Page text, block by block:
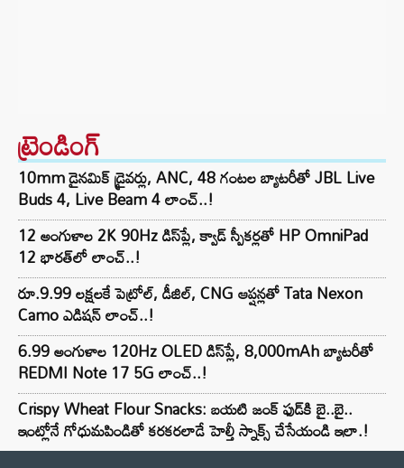
ట్రెండింగ్‌
10mm డైనమిక్ డ్రైవర్లు, ANC, 48 గంటల బ్యాటరీతో JBL Live
Buds 4, Live Beam 4 లాంచ్..!
12 అంగుళాల 2K 90Hz డిస్‌ప్లే, క్వాడ్ స్పీకర్లతో HP OmniPad
12 భారత్‌లో లాంచ్..!
రూ.9.99 లక్షలకే పెట్రోల్, డీజిల్, CNG ఆప్షన్లతో Tata Nexon
Camo ఎడిషన్ లాంచ్..!
6.99 అంగుళాల 120Hz OLED డిస్‌ప్లే, 8,000mAh బ్యాటరీతో
REDMI Note 17 5G లాంచ్..!
Crispy Wheat Flour Snacks: బయటి జంక్ ఫుడ్‌కి బై..బై..
ఇంట్లోనే గోధుమపిండితో కరకరలాడే హెల్తీ స్నాక్స్ చేసేయండి ఇలా.!